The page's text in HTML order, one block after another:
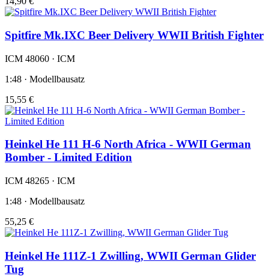
Spitfire Mk.IXC Beer Delivery WWII British Fighter
ICM 48060 · ICM
1:48 · Modellbausatz
15,55 €
Heinkel He 111 H-6 North Africa - WWII German
Bomber - Limited Edition
ICM 48265 · ICM
1:48 · Modellbausatz
55,25 €
Heinkel He 111Z-1 Zwilling, WWII German Glider
Tug